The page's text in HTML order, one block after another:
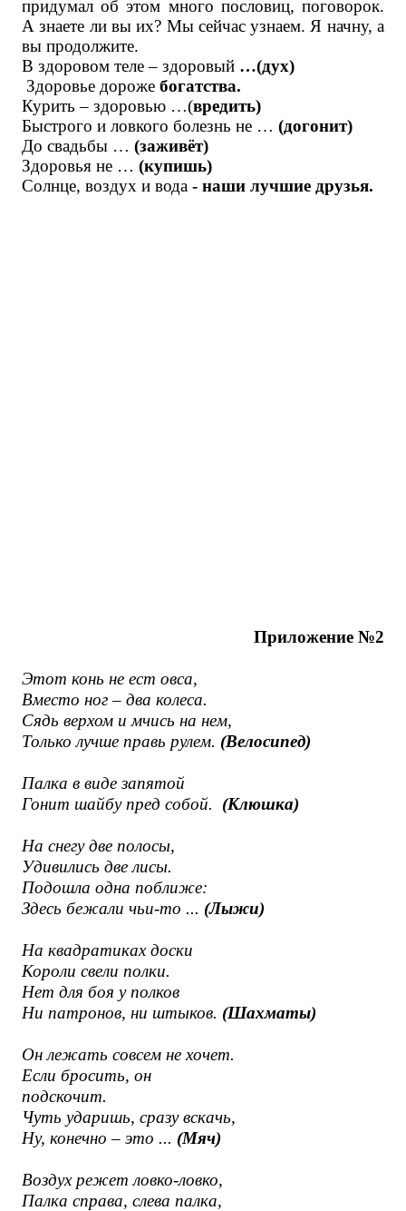
придумал об этом много пословиц, поговорок.
А знаете ли вы их? Мы сейчас узнаем. Я начну, а
вы продолжите.
В здоровом теле – здоровый …(дух)
Здоровье дороже богатства.
Курить – здоровью …(вредить)
Быстрого и ловкого болезнь не … (догонит)
До свадьбы … (заживёт)
Здоровья не … (купишь)
Солнце, воздух и вода - наши лучшие друзья.
Приложение №2
Этот конь не ест овса,
Вместо ног – два колеса.
Сядь верхом и мчись на нем,
Только лучше правь рулем. (Велосипед)
Палка в виде запятой
Гонит шайбу пред собой. (Клюшка)
На снегу две полосы,
Удивились две лисы.
Подошла одна поближе:
Здесь бежали чьи-то ... (Лыжи)
На квадратиках доски
Короли свели полки.
Нет для боя у полков
Ни патронов, ни штыков. (Шахматы)
Он лежать совсем не хочет.
Если бросить, он
подскочит.
Чуть ударишь, сразу вскачь,
Ну, конечно – это ... (Мяч)
Воздух режет ловко-ловко,
Палка справа, слева палка,